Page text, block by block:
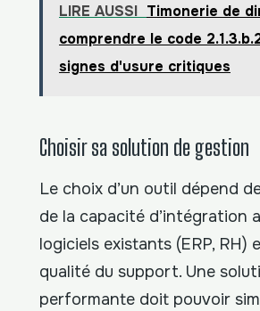
LIRE AUSSI Timonerie de
comprendre le code
signes d'usure critiques
Choisir sa solution de gestion
Le choix d’un outil dépend
de la capacité d’intégration
logiciels existants (ERP, RH)
qualité du support. Une
performante doit pouvoir